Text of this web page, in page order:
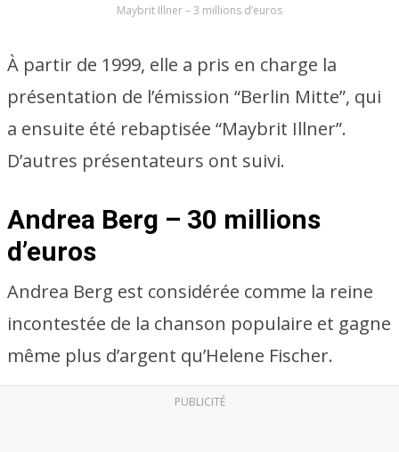
Maybrit Illner – 3 millions d’euros
À partir de 1999, elle a pris en charge la
présentation de l’émission “Berlin Mitte”, qui
a ensuite été rebaptisée “Maybrit Illner”.
D’autres présentateurs ont suivi.
Andrea Berg – 30 millions
d’euros
Andrea Berg est considérée comme la reine
incontestée de la chanson populaire et gagne
même plus d’argent qu’Helene Fischer.
PUBLICITÉ